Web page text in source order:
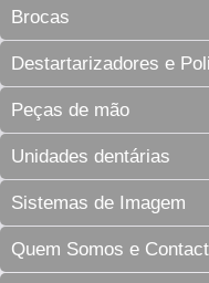
Brocas
Destartarizadores e
Peças de mão
Unidades dentárias
Sistemas de Imagem
Quem Somos e